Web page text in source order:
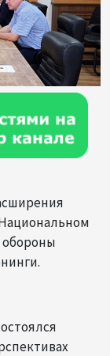
обороны